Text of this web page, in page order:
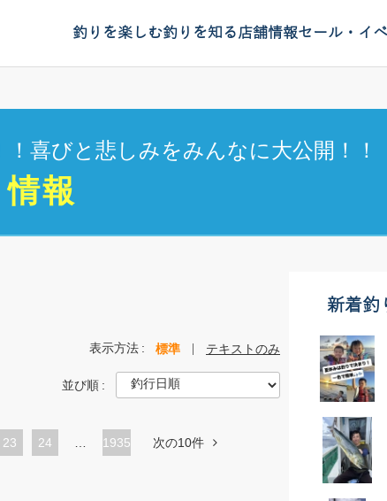
釣りを楽しむ釣りを知る店舗情報セール・イ
喜びと悲しみをみんなに大公開！！
報
表示方法 標準 テキストのみ
並び順
ペ
23
ペ
24 1935 次の10件
新着釣